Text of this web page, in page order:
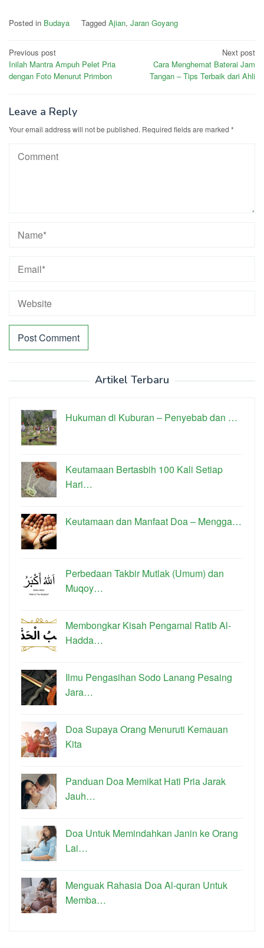
Posted in Budaya Tagged Ajian, Jaran Goyang
Post
navigation
Previous post
Inilah Mantra Ampuh Pelet Pria
dengan Foto Menurut Primbon
Next post
Cara Menghemat Baterai Jam
Tangan – Tips Terbaik dari Ahli
Leave a Reply
Your email address will not be published. Required fields are marked *
Artikel Terbaru
Hukuman di Kuburan – Penyebab dan …
Keutamaan Bertasbih 100 Kali Setiap
Hari…
Keutamaan dan Manfaat Doa – Mengga…
Perbedaan Takbir Mutlak (Umum) dan
Muqoy…
Membongkar Kisah Pengamal Ratib Al-
Hadda…
Ilmu Pengasihan Sodo Lanang Pesaing
Jara…
Doa Supaya Orang Menuruti Kemauan
Kita
Panduan Doa Memikat Hati Pria Jarak
Jauh…
Doa Untuk Memindahkan Janin ke Orang
Lai…
Menguak Rahasia Doa Al-quran Untuk
Memba…